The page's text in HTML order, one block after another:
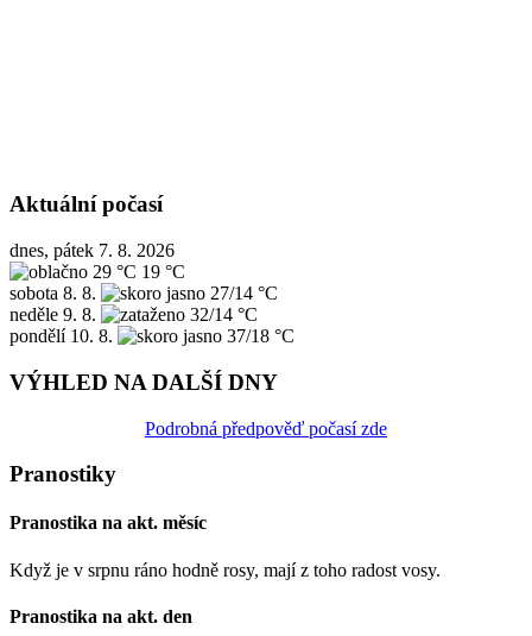
Aktuální počasí
dnes, pátek 7. 8. 2026
29 °C 19 °C
sobota 8. 8.
27/14 °C
neděle 9. 8.
32/14 °C
pondělí 10. 8. 37/18 °C
VÝHLED NA DALŠÍ DNY
Podrobná předpověď počasí zde
Pranostiky
Pranostika na akt. měsíc
Když je v srpnu ráno hodně rosy, mají z toho radost vosy.
Pranostika na akt. den